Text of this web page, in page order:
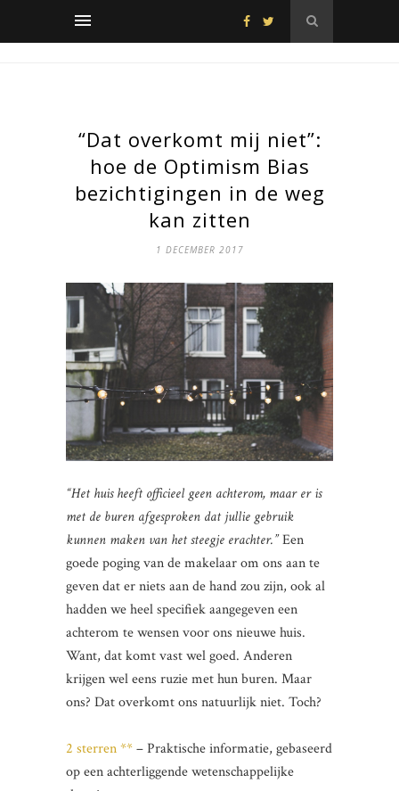
“Dat overkomt mij niet”:
hoe de Optimism Bias
bezichtigingen in de weg
kan zitten
1 DECEMBER 2017
“Het huis heeft officieel geen achterom, maar er is
met de buren afgesproken dat jullie gebruik
kunnen maken van het steegje erachter.”Een
goede poging van de makelaar om ons aan te
geven dat er niets aan de hand zou zijn, ook al
hadden we heel specifiek aangegeven een
achterom te wensen voor ons nieuwe huis.
Want, dat komt vast wel goed. Anderen
krijgen wel eens ruzie met hun buren. Maar
ons? Dat overkomt ons natuurlijk niet. Toch?
2 sterren **– Praktische informatie, gebaseerd
op een achterliggende wetenschappelijke